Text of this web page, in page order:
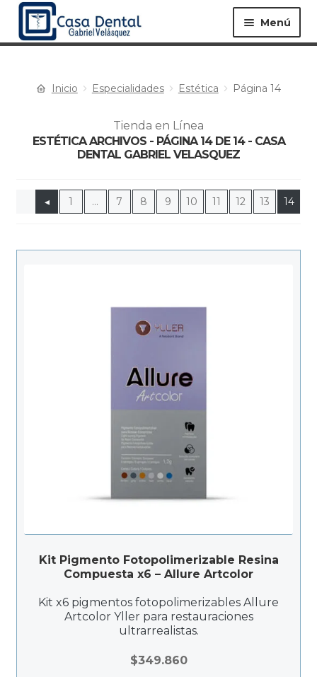
Menú
Equipos ▸ Materiales ▸
Especialidades ▸ Instrumentos ▸
Productos Más Vendidos ▸
Ofertas y Promociones ▸
Nuevos Lanzamientos ▸
Inicio Especialidades Estética Página 14
Tienda en Línea
ESTÉTICA ARCHIVOS - PÁGINA 14 DE 14 - CASA
DENTAL GABRIEL VELASQUEZ
◂ 1 … 7 8 9 10 11 12 13 14
Kit Pigmento Fotopolimerizable Resina
Compuesta x6 – Allure Artcolor
Kit x6 pigmentos fotopolimerizables Allure
Artcolor Yller para restauraciones
ultrarrealistas.
$349.860